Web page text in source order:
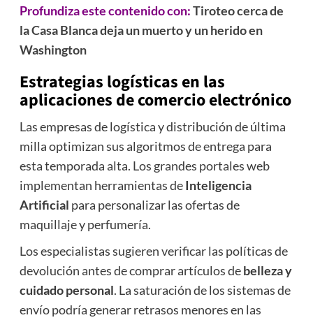
Profundiza este contenido con:Tiroteo cerca de
la Casa Blanca deja un muerto y un herido en
Washington
Estrategias logísticas en las
aplicaciones de comercio electrónico
Las empresas de logística y distribución de última
milla optimizan sus algoritmos de entrega para
esta temporada alta. Los grandes portales web
implementan herramientas deInteligencia
Artificial para personalizar las ofertas de
maquillaje y perfumería.
Los especialistas sugieren verificar las políticas de
devolución antes de comprar artículos debelleza y
cuidado personal. La saturación de los sistemas de
envío podría generar retrasos menores en las